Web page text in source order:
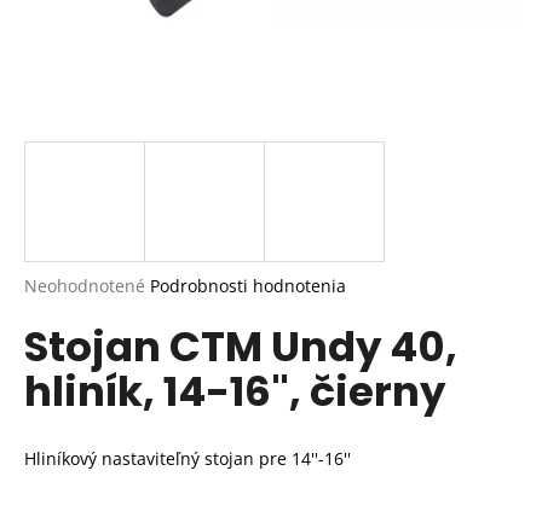
Priemerné
produktu
je
0,0
Neohodnotené Podrobnosti hodnotenia
Stojan CTM Undy 40,
hliník, 14-16", čierny
Hliníkový nastaviteľný stojan pre 14''-16''